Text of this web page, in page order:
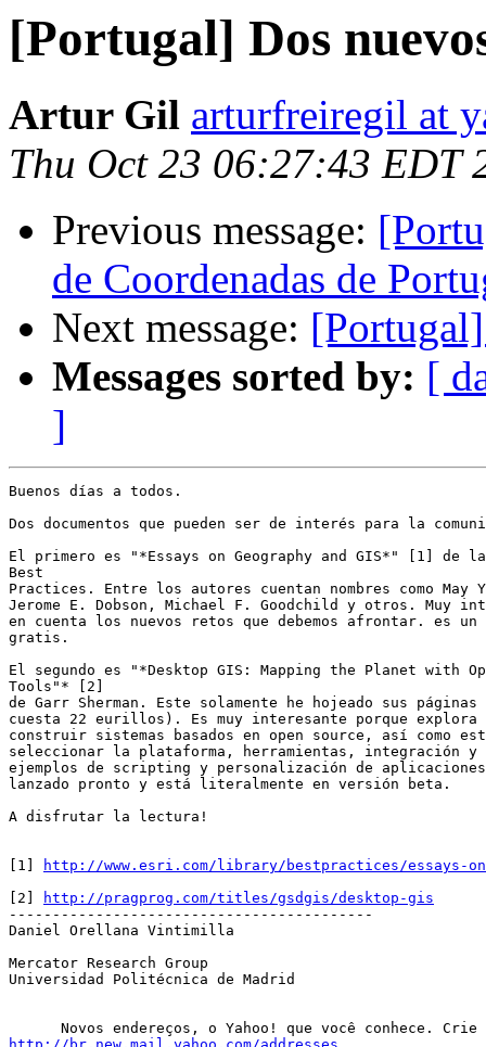
[Portugal] Dos
Artur Gil arturfreiregil at
Thu Oct 23 06:27:43 EDT
Previous message:
de Coordenadas de
Next message:
Messages sorted by: [
]
Buenos días a todos.
Dos documentos que pueden ser de interés para la
El primero es "*Essays on Geography and GIS*" [1] de
Best
Practices. Entre los autores cuentan nombres como May
Jerome E. Dobson, Michael F. Goodchild y otros. Muy
en cuenta los nuevos retos que debemos afrontar. es un
gratis.
El segundo es "*Desktop GIS: Mapping the Planet with
Tools"* [2]
de Garr Sherman. Este solamente he hojeado sus
cuesta 22 eurillos). Es muy interesante porque
construir sistemas basados en open source, así como
seleccionar la plataforma, herramientas, integración y
ejemplos de scripting y personalización de
lanzado pronto y está literalmente en versión beta.
A disfrutar la lectura!
[1]
http://www.esri.com/library/bestpractices/essays-
[2]
http://pragprog.com/titles/gsdgis/desktop-gis
------------------------------------------
Daniel Orellana Vintimilla
Mercator Research Group
Universidad Politécnica de Madrid